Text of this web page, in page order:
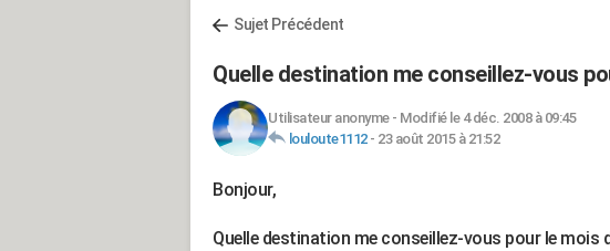
Sujet Précédent
Quelle destination me conseillez-vous
Utilisateur anonyme- Modifié le 4 déc. 2008 à 09:45
louloute1112- 23 août 2015 à 21:52
Bonjour,
Quelle destination me conseillez-vous pour le mois